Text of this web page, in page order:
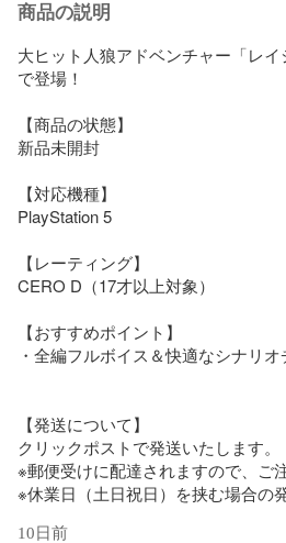
商品の説明
大ヒット人狼アドベンチャー「レ
で登場！
【商品の状態】
新品未開封
【対応機種】
PlayStation 5
【レーティング】
CERO D（17才以上対象）
【おすすめポイント】
・全編フルボイス＆快適なシナリオ
【発送について】
クリックポストで発送いたします。
※郵便受けに配達されますので、ご
※休業日（土日祝日）を挟む場合の
10日前